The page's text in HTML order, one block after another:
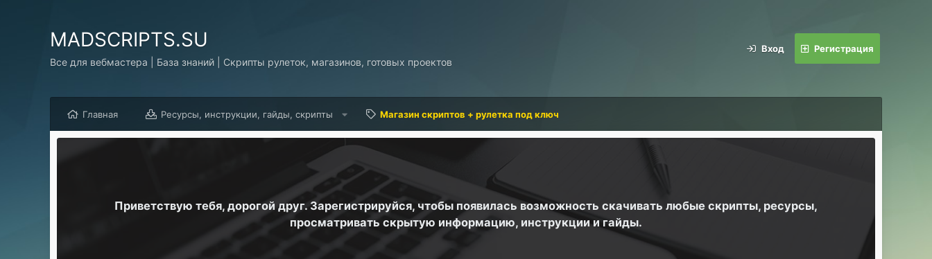
MADSCRIPTS.SU
Все для вебмастера | База знаний | Скрипты рулеток, магазинов, готовых проектов
Вход Регистрация
Главная Ресурсы, инструкции, гайды, скрипты Магазин скриптов + рулетка под ключ
Приветствую тебя, дорогой друг. Зарегистрируйся, чтобы появилась возможность скачивать любые скрипты, ресурсы,
просматривать скрытую информацию, инструкции и гайды.